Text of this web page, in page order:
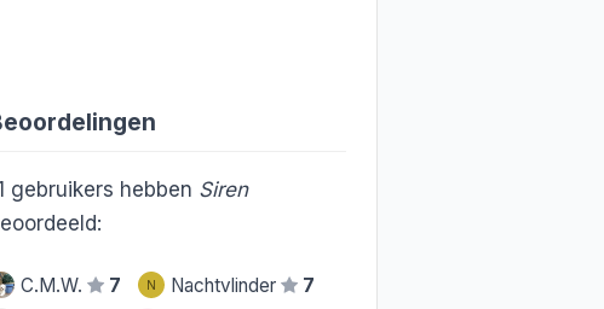
gebruikers hebben Siren
C.M.W. 7 N Nachtvlinder
7